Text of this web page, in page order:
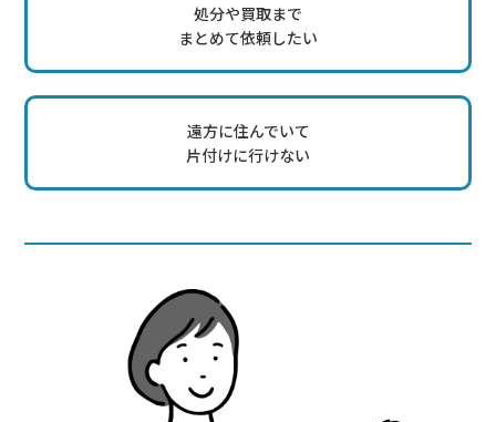
処分や買取まで
まとめて依頼したい
遠方に住んでいて
片付けに行けない